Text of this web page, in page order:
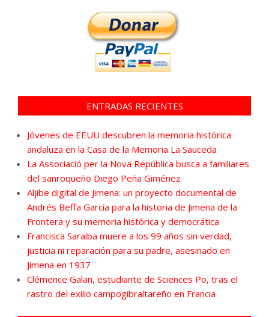
ENTRADAS RECIENTES
Jóvenes de EEUU descubren la memoria histórica
andaluza en la Casa de la Memoria La Sauceda
La Associació per la Nova República busca a familiares
del sanroqueño Diego Peña Giménez
Aljibe digital de Jimena: un proyecto documental de
Andrés Beffa García para la historia de Jimena de la
Frontera y su memoria histórica y democrática
Francisca Saraiba muere a los 99 años sin verdad,
justicia ni reparación para su padre, asesinado en
Jimena en 1937
Clémence Galan, estudiante de Sciences Po, tras el
rastro del exilio campogibraltareño en Francia